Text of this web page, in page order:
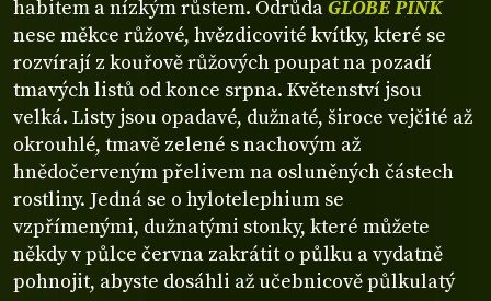
habitem a nízkým růstem. Odrůda GLOBE PINK
nese měkce růžové, hvězdicovité kvítky, které se
rozvírají z kouřově růžových poupat na pozadí
tmavých listů od konce srpna. Květenství jsou
velká. Listy jsou opadavé, dužnaté, široce vejčité až
okrouhlé, tmavě zelené s nachovým až
hnědočerveným přelivem na osluněných částech
rostliny. Jedná se o hylotelephium se
vzpřímenými, dužnatými stonky, které můžete
někdy v půlce června zakrátit o půlku a vydatně
pohnojit, abyste dosáhli až učebnicově půlkulatý